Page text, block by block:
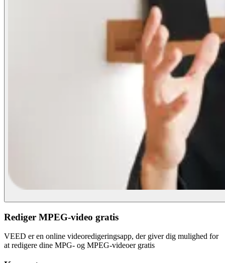
Rediger MPEG-video gratis
VEED er en online videoredigeringsapp, der giver dig mulighed for
at redigere dine MPG- og MPEG-videoer gratis